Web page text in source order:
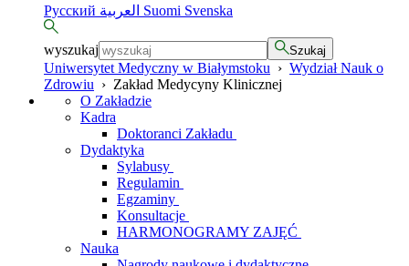
Русский
Suomi Svenska
wyszukaj Szukaj
Uniwersytet Medyczny w Białymstoku › Wydział Nauk o
Zdrowiu › Zakład Medycyny Klinicznej
O Zakładzie
Kadra
Doktoranci Zakładu
Dydaktyka
Sylabusy
Regulamin
Egzaminy
Konsultacje
HARMONOGRAMY ZAJĘĆ
Nauka